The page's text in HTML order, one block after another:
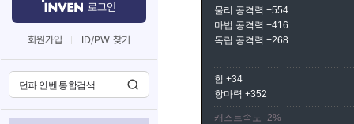
로그인
회원가입 ID/PW 찾기
물리 공격력 +554
마법 공격력 +416
독립 공격력 +268
힘 +34
항마력 +352
캐스트속도 -2%